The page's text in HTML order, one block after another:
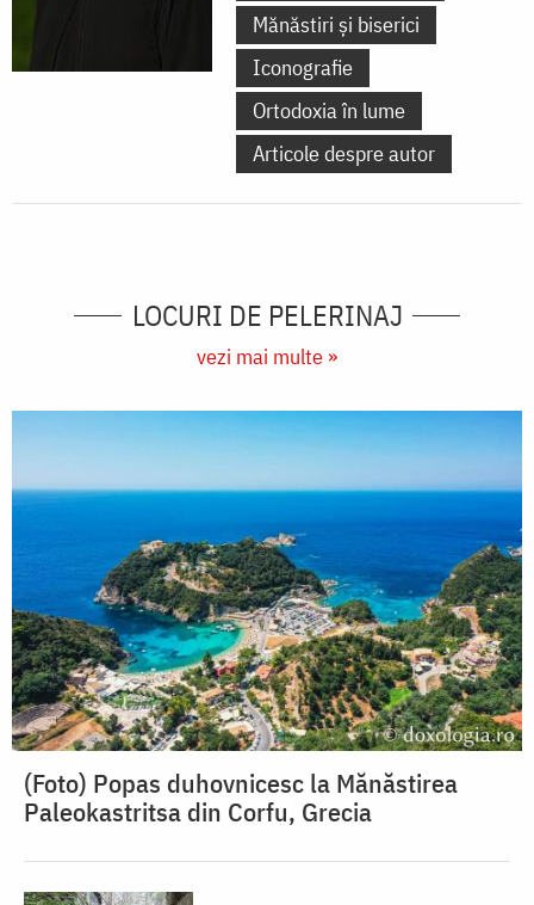
Mănăstiri și biserici
Iconografie
Ortodoxia în lume
Articole despre autor
LOCURI DE PELERINAJ
vezi mai multe »
(Foto) Popas duhovnicesc la Mănăstirea
Paleokastritsa din Corfu, Grecia